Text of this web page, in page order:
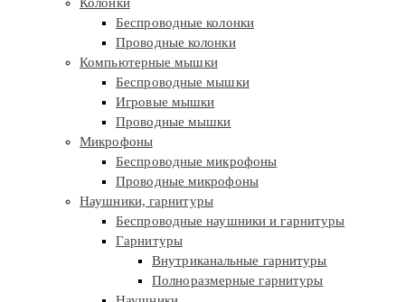
Колонки
Беспроводные колонки
Проводные колонки
Компьютерные мышки
Беспроводные мышки
Игровые мышки
Проводные мышки
Микрофоны
Беспроводные микрофоны
Проводные микрофоны
Наушники, гарнитуры
Беспроводные наушники и гарнитуры
Гарнитуры
Внутриканальные гарнитуры
Полноразмерные гарнитуры